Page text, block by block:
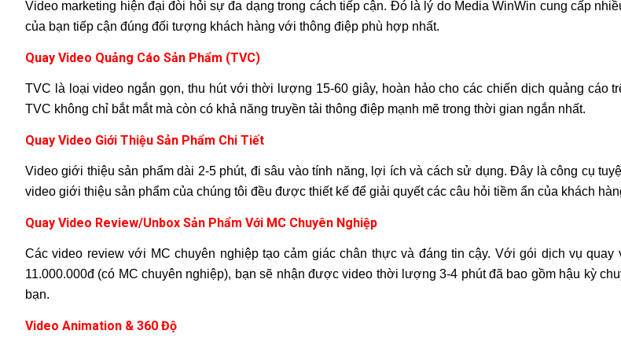
Video marketing hiện đại đòi hỏi sự đa dạng trong cách tiếp cận. Đó là lý do Media WinWin cung cấp
của bạn tiếp cận đúng đối tượng khách hàng với thông điệp phù hợp nhất.
Quay Video Quảng Cáo Sản Phẩm (TVC)
TVC là loại video ngắn gọn, thu hút với thời lượng 15-60 giây, hoàn hảo cho các chiến dịch quảng cáo
TVC không chỉ bắt mắt mà còn có khả năng truyền tải thông điệp mạnh mẽ trong thời gian ngắn nhất.
Quay Video Giới Thiệu Sản Phẩm Chi Tiết
Video giới thiệu sản phẩm dài 2-5 phút, đi sâu vào tính năng, lợi ích và cách sử dụng. Đây là công cụ
video giới thiệu sản phẩm của chúng tôi đều được thiết kế để giải quyết các câu hỏi tiềm ẩn của khách
Quay Video Review/Unbox Sản Phẩm Với MC Chuyên Nghiệp
Các video review với MC chuyên nghiệp tạo cảm giác chân thực và đáng tin cậy. Với gói dịch vụ
11.000.000đ (có MC chuyên nghiệp), bạn sẽ nhận được video thời lượng 3-4 phút đã bao gồm hậu kỳ
bạn.
Video Animation & 360 Độ